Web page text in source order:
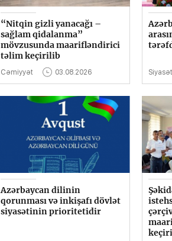
“Nitqin gizli yanacağı –
sağlam qidalanma”
mövzusunda maarifləndirici
təlim keçirilib
Cəmiyyət 03.08.2026 Siyasət
Azərbaycan dilinin
qorunması və inkişafı dövlət
siyasətinin prioritetidir